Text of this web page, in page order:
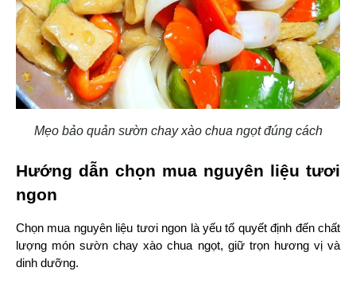
Mẹo bảo quản sườn chay xào chua ngọt đúng cách
Hướng dẫn chọn mua nguyên liệu tươi
ngon
Chọn mua nguyên liệu tươi ngon là yếu tố quyết định đến chất
lượng món sườn chay xào chua ngọt, giữ trọn hương vị và
dinh dưỡng.